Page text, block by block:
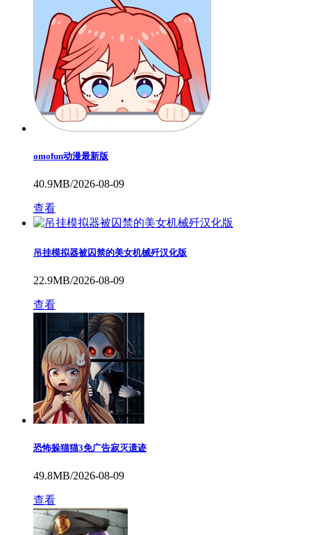
omofun动漫最新版
40.9MB/2026-08-09
查看
吊挂模拟器被囚禁的美女机械歼汉化版
22.9MB/2026-08-09
查看
恐怖躲猫猫3免广告寂灭遗迹
49.8MB/2026-08-09
查看